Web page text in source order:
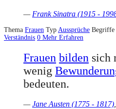
— Frank Sinatra (1915 -
Thema Frauen Typ Aussprüche Begriffe
Verständnis 0 Mehr Erfahren
Frauen bilden sich
wenig
bedeuten.
—Jane Austen (1775 - 1817)